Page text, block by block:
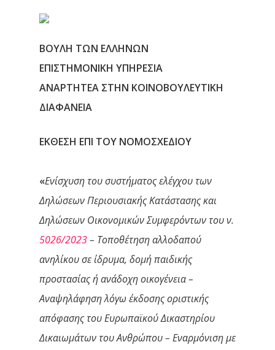
ΒΟΥΛΗ ΤΩΝ ΕΛΛΗΝΩΝ
ΕΠΙΣΤΗΜΟΝΙΚΗ ΥΠΗΡΕΣΙΑ
ΑΝΑΡΤΗΤΕΑ ΣΤΗΝ ΚΟΙΝΟΒΟΥΛΕΥΤΙΚΗ
ΔΙΑΦΑΝΕΙΑ
ΕΚΘΕΣΗ ΕΠΙ ΤΟΥ ΝΟΜΟΣΧΕΔΙΟΥ
«Ενίσχυση του συστήματος ελέγχου των
Δηλώσεων Περιουσιακής Κατάστασης και
Δηλώσεων Οικονομικών Συμφερόντων του ν.
5026/2023– Τοποθέτηση αλλοδαπού
ανηλίκου σε ίδρυμα, δομή παιδικής
προστασίας ή ανάδοχη οικογένεια –
Αναψηλάφηση λόγω έκδοσης οριστικής
απόφασης του Ευρωπαϊκού Δικαστηρίου
Δικαιωμάτων του Ανθρώπου – Εναρμόνιση με